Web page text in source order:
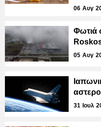
06 Αυγ
Φωτιά
05 Αυγ
31 Ιουλ